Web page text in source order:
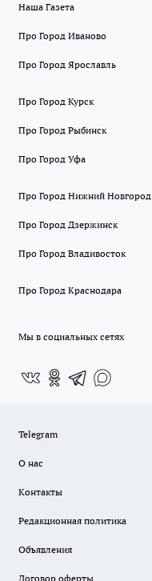
Наша Газета
Про Город Иваново
Про Город Ярославль
Про Город Курск
Про Город Рыбинск
Про Город Уфа
Про Город Нижний Новгород
Про Город Дзержинск
Про Город Владивосток
Про Город Краснодара
Мы в социальных сетях
Telegram
О нас
Контакты
Редакционная политика
Объявления
Договор оферты